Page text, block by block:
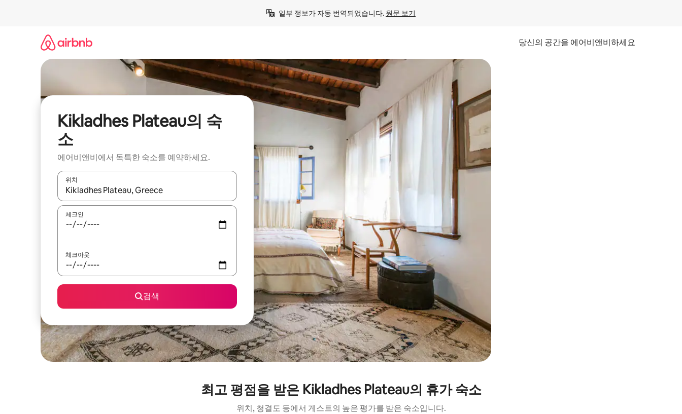
일부 정보가 자동 번역되었습니다. 원문 보기
당신의 공간을 에어비앤비하세요
Kikladhes Plateau의 숙
소
에어비앤비에서 독특한 숙소를 예약하세요.
위치
결과가 나오면 위·아래 화살표 키를 사용하거나 터치 또는 스와이프 동작으로 탐색하세요.
체크인
체크아웃
검색
최고 평점을 받은 Kikladhes Plateau의 휴가 숙소
위치, 청결도 등에서 게스트의 높은 평가를 받은 숙소입니다.